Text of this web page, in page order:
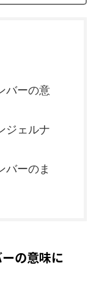
バーの意
ジェルナ
バーのま
の意味に